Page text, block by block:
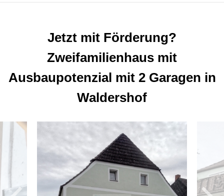
Jetzt mit Förderung?
Zweifamilienhaus mit
Ausbaupotenzial mit 2 Garagen in
Waldershof